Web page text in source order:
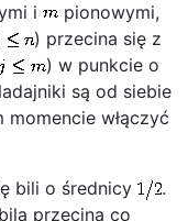
i
pionowymi,
) przecina się z
) w punkcie o
są od siebie
włączyć
bili o średnicy
.
przecina co